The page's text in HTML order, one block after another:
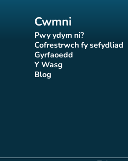
Cwmni
Pwy ydym ni?
(tab newydd)
Cofrestrwch fy sefydliad
(tab newydd)
Gyrfaoedd(tab newydd)
Y Wasg(tab newydd)
Blog(tab newydd)